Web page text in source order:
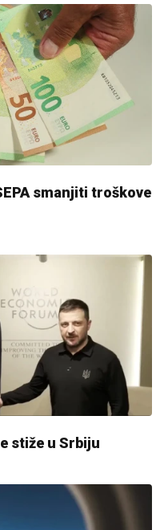
smanjiti troškove
stiže u Srbiju